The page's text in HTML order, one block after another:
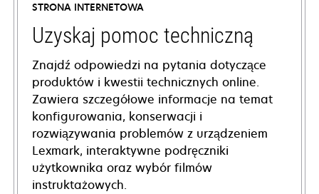
STRONA INTERNETOWA
Uzyskaj pomoc techniczną
Znajdź odpowiedzi na pytania dotyczące
produktów i kwestii technicznych online.
Zawiera szczegółowe informacje na temat
konfigurowania, konserwacji i
rozwiązywania problemów z urządzeniem
Lexmark, interaktywne podręczniki
użytkownika oraz wybór filmów
instruktażowych.